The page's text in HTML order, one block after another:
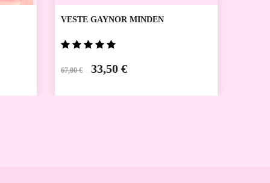
VESTE GAYNOR MINDEN
67,00 € 33,50 €